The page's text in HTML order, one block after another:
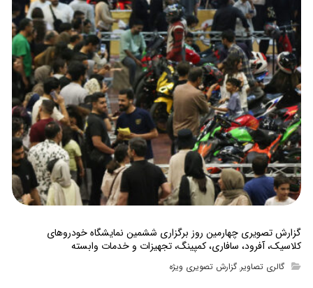
گزارش تصویری چهارمین روز برگزاری ششمین نمایشگاه خودروهای
کلاسیک، آفرود، سافاری، کمپینگ، تجهیزات و خدمات وابسته
گالری تصاویر,گزارش تصویری ویژه